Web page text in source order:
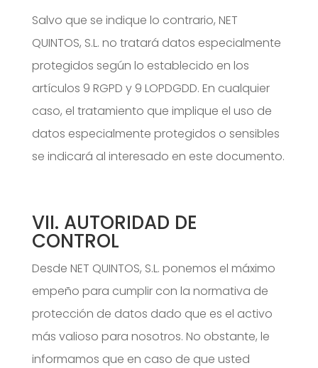
Salvo que se indique lo contrario, NET
QUINTOS, S.L. no tratará datos especialmente
protegidos según lo establecido en los
artículos 9 RGPD y 9 LOPDGDD. En cualquier
caso, el tratamiento que implique el uso de
datos especialmente protegidos o sensibles
se indicará al interesado en este documento.
VII. AUTORIDAD DE
CONTROL
Desde NET QUINTOS, S.L. ponemos el máximo
empeño para cumplir con la normativa de
protección de datos dado que es el activo
más valioso para nosotros. No obstante, le
informamos que en caso de que usted